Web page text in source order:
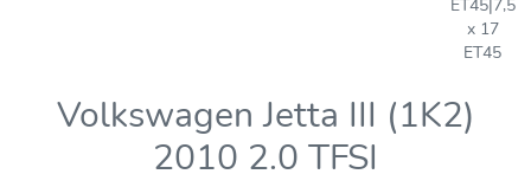
ET45|7,5
x 17
ET45
Volkswagen Jetta III (1K2)
2010 2.0 TFSI